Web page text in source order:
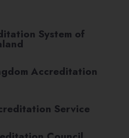
System of
Accreditation
Service